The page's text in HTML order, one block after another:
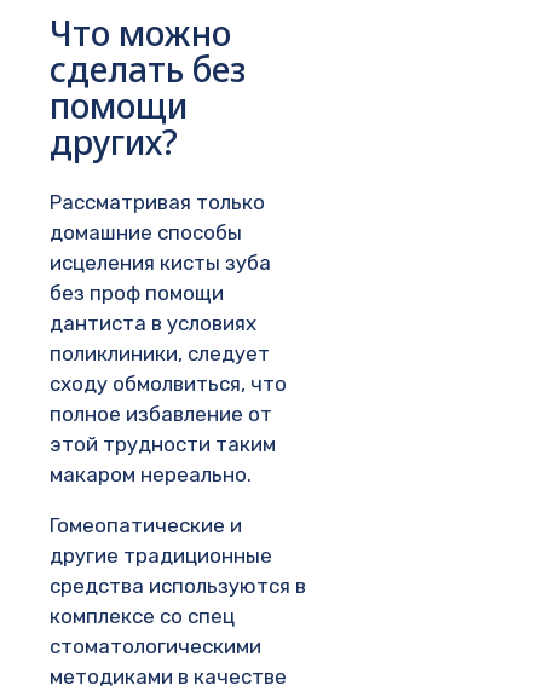
Что можно
сделать без
помощи
других?
Рассматривая только
домашние способы
исцеления кисты зуба
без проф помощи
дантиста в условиях
поликлиники, следует
сходу обмолвиться, что
полное избавление от
этой трудности таким
макаром нереально.
Гомеопатические и
другие традиционные
средства используются в
комплексе со спец
стоматологическими
методиками в качестве